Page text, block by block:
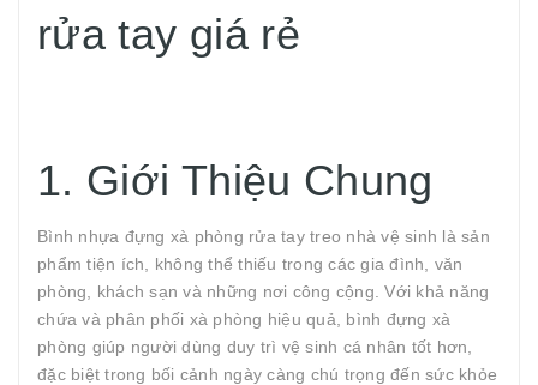
rửa tay giá rẻ
1. Giới Thiệu Chung
Bình nhựa đựng xà phòng rửa tay treo nhà vệ sinh là sản
phẩm tiện ích, không thể thiếu trong các gia đình, văn
phòng, khách sạn và những nơi công cộng. Với khả năng
chứa và phân phối xà phòng hiệu quả, bình đựng xà
phòng giúp người dùng duy trì vệ sinh cá nhân tốt hơn,
đặc biệt trong bối cảnh ngày càng chú trọng đến sức khỏe